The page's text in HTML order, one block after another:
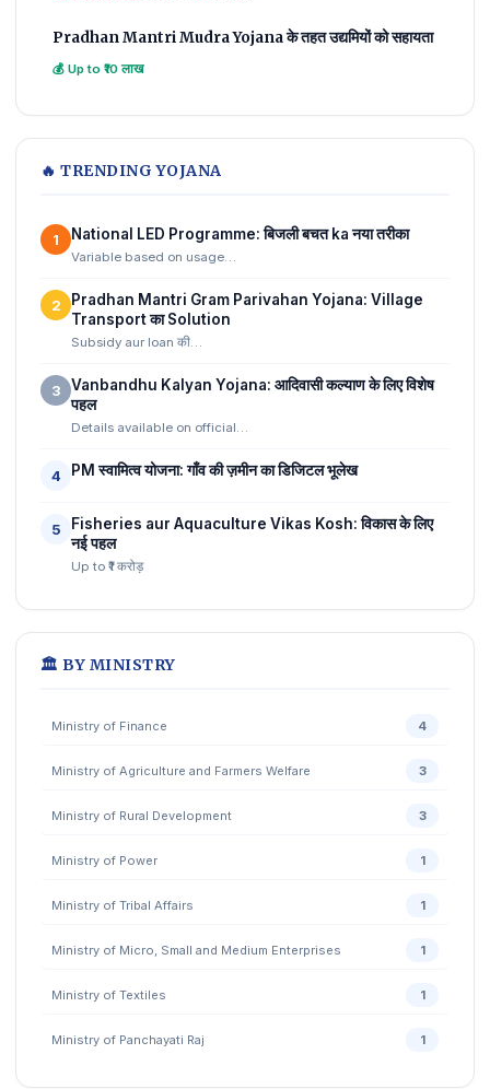
Pradhan Mantri Mudra Yojana के तहत उद्यमियों को सहायता
💰 Up to ₹10 लाख
🔥 TRENDING YOJANA
1 National LED Programme: बिजली बचत ka नया तरीका
Variable based on usage…
2
Pradhan Mantri Gram Parivahan Yojana: Village
Transport का Solution
Subsidy aur loan की…
3
Vanbandhu Kalyan Yojana: आदिवासी कल्याण के लिए विशेष
पहल
Details available on official…
4 PM स्वामित्व योजना: गाँव की ज़मीन का डिजिटल भूलेख
5
Fisheries aur Aquaculture Vikas Kosh: विकास के लिए
नई पहल
Up to ₹1 करोड़
🏛️ BY MINISTRY
Ministry of Finance 4
Ministry of Agriculture and Farmers Welfare 3
Ministry of Rural Development 3
Ministry of Power 1
Ministry of Tribal Affairs 1
Ministry of Micro, Small and Medium Enterprises 1
Ministry of Textiles 1
Ministry of Panchayati Raj 1